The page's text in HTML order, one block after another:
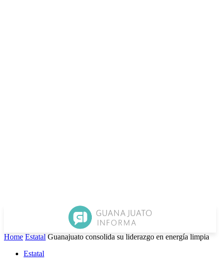
Home Estatal Guanajuato consolida su liderazgo en energía limpia
Estatal